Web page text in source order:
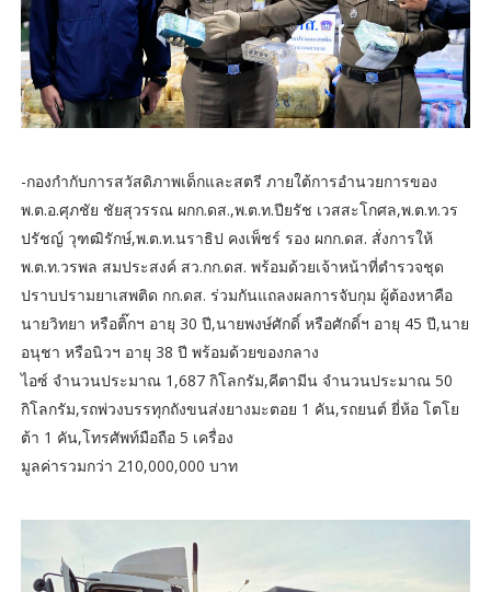
-กองกำกับการสวัสดิภาพเด็กและสตรี ภายใต้การอำนวยการของ
พ.ต.อ.ศุภชัย ชัยสุวรรณ ผกก.ดส.,พ.ต.ท.ปียรัช เวสสะโกศล,พ.ต.ท.วร
ปรัชญ์ วุฑฒิรักษ์,พ.ต.ท.นราธิป คงเพ็ชร์ รอง ผกก.ดส. สั่งการให้
พ.ต.ท.วรพล สมประสงค์ สว.กก.ดส. พร้อมด้วยเจ้าหน้าที่ตำรวจชุด
ปราบปรามยาเสพติด กก.ดส. ร่วมกันแถลงผลการจับกุม ผู้ต้องหาคือ
นายวิทยา หรือติ๊กฯ อายุ 30 ปี,นายพงษ์ศักดิ์ หรือศักดิ์ฯ อายุ 45 ปี,นาย
อนุชา หรือนิวฯ อายุ 38 ปี พร้อมด้วยของกลาง
ไอซ์ จำนวนประมาณ 1,687 กิโลกรัม,คีตามีน จำนวนประมาณ 50
กิโลกรัม,รถพ่วงบรรทุกถังขนส่งยางมะตอย 1 คัน,รถยนต์ ยี่ห้อ โตโย
ต้า 1 คัน,โทรศัพท์มือถือ 5 เครื่อง
มูลค่ารวมกว่า 210,000,000 บาท